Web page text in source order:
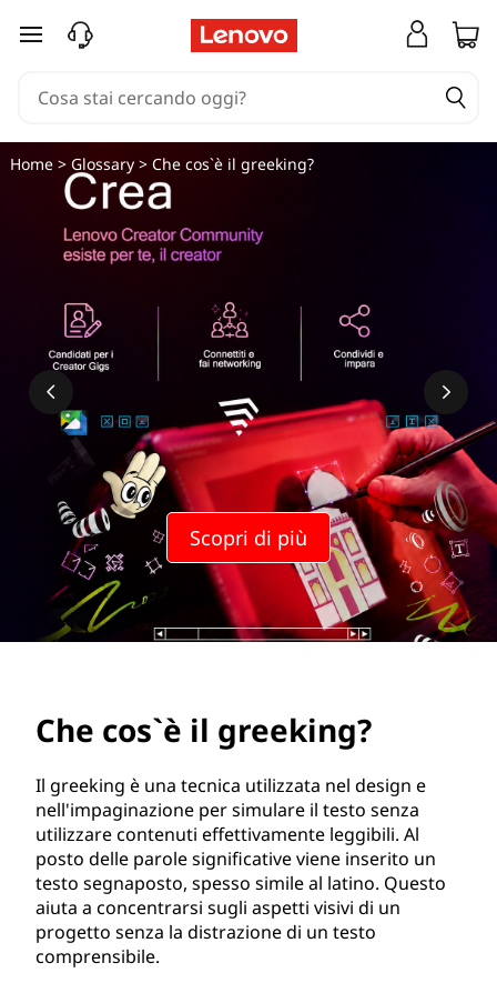
C
c
e
passa a contenuto principale
Scopri di più
Home> Glossary> Che cos`è il greeking?
Che cos`è il greeking?
Il greeking è una tecnica utilizzata nel design e
nell'impaginazione per simulare il testo senza
utilizzare contenuti effettivamente leggibili. Al
posto delle parole significative viene inserito un
testo segnaposto, spesso simile al latino. Questo
aiuta a concentrarsi sugli aspetti visivi di un
progetto senza la distrazione di un testo
comprensibile.